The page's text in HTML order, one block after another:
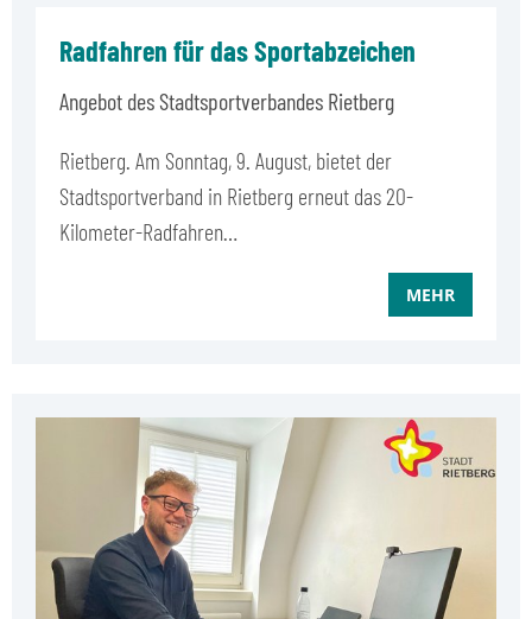
Radfahren für das Sportabzeichen
Angebot des Stadtsportverbandes Rietberg
Rietberg. Am Sonntag, 9. August, bietet der
Stadtsportverband in Rietberg erneut das 20-
Kilometer-Radfahren…
MEHR